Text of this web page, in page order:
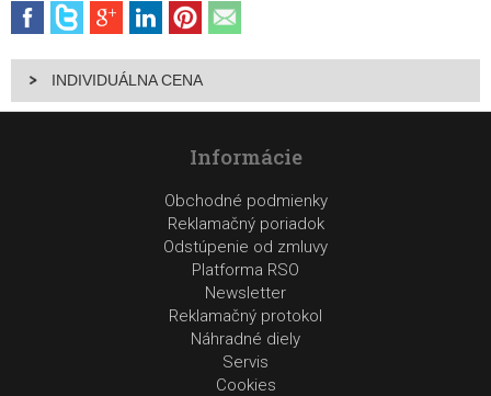
INDIVIDUÁLNA CENA
Informácie
Obchodné podmienky
Reklamačný poriadok
Odstúpenie od zmluvy
Platforma RSO
Newsletter
Reklamačný protokol
Náhradné diely
Servis
Cookies